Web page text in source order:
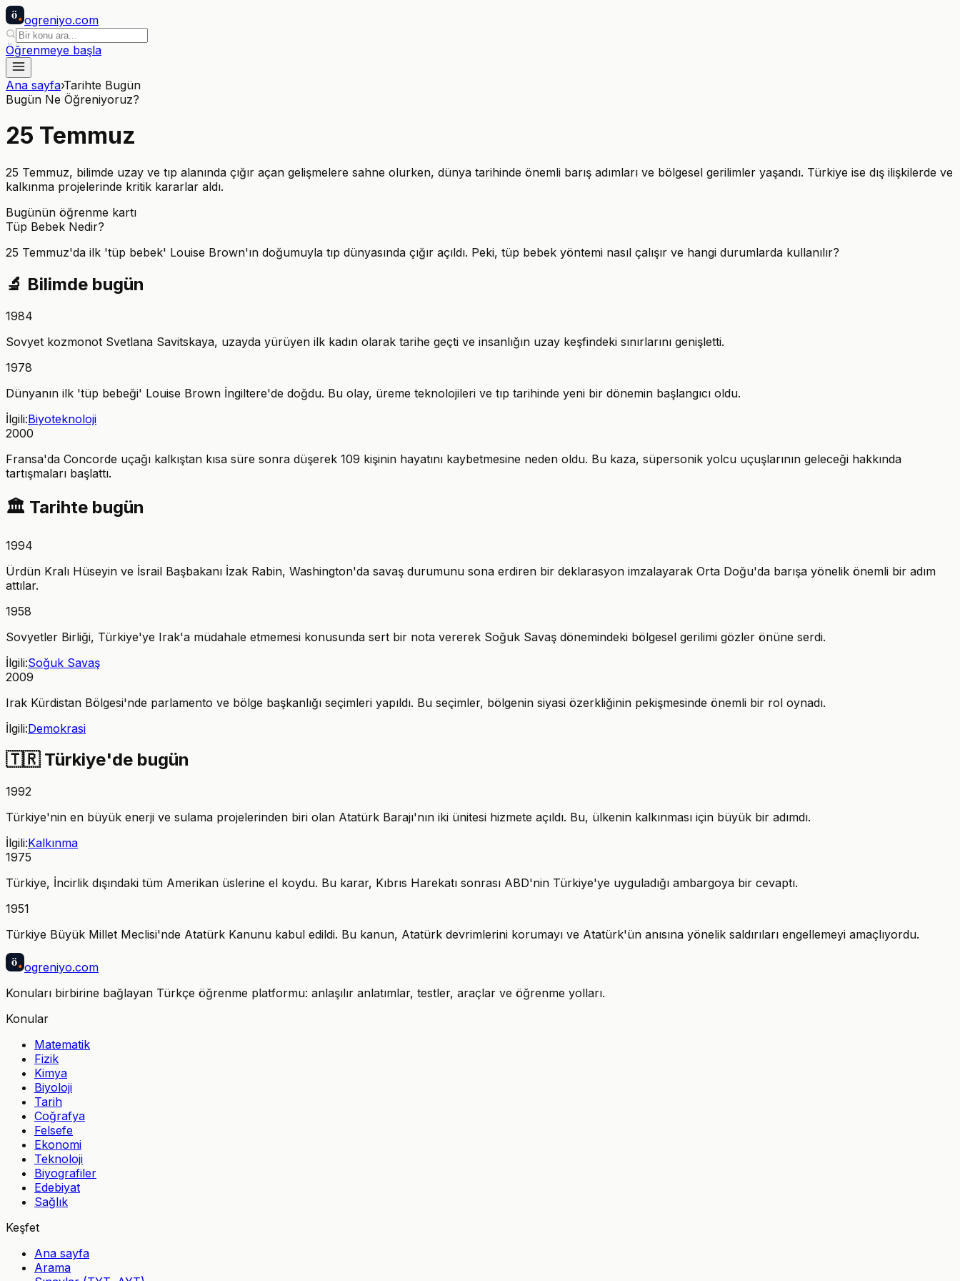
ö ogreniyo.com
Öğrenmeye başla
Ana sayfa›Tarihte Bugün
Bugün Ne Öğreniyoruz?
25 Temmuz
25 Temmuz, bilimde uzay ve tıp alanında çığır açan gelişmelere sahne olurken, dünya tarihinde önemli barış adımları ve bölgesel gerilimler yaşandı. Türkiye ise dış ilişkilerde ve
kalkınma projelerinde kritik kararlar aldı.
Bugünün öğrenme kartı
Tüp Bebek Nedir?
25 Temmuz'da ilk 'tüp bebek' Louise Brown'ın doğumuyla tıp dünyasında çığır açıldı. Peki, tüp bebek yöntemi nasıl çalışır ve hangi durumlarda kullanılır?
🔬 Bilimde bugün
1984
Sovyet kozmonot Svetlana Savitskaya, uzayda yürüyen ilk kadın olarak tarihe geçti ve insanlığın uzay keşfindeki sınırlarını genişletti.
1978
Dünyanın ilk 'tüp bebeği' Louise Brown İngiltere'de doğdu. Bu olay, üreme teknolojileri ve tıp tarihinde yeni bir dönemin başlangıcı oldu.
İlgili:Biyoteknoloji
2000
Fransa'da Concorde uçağı kalkıştan kısa süre sonra düşerek 109 kişinin hayatını kaybetmesine neden oldu. Bu kaza, süpersonik yolcu uçuşlarının geleceği hakkında
tartışmaları başlattı.
🏛️ Tarihte bugün
1994
Ürdün Kralı Hüseyin ve İsrail Başbakanı İzak Rabin, Washington'da savaş durumunu sona erdiren bir deklarasyon imzalayarak Orta Doğu'da barışa yönelik önemli bir adım
attılar.
1958
Sovyetler Birliği, Türkiye'ye Irak'a müdahale etmemesi konusunda sert bir nota vererek Soğuk Savaş dönemindeki bölgesel gerilimi gözler önüne serdi.
İlgili:Soğuk Savaş
2009
Irak Kürdistan Bölgesi'nde parlamento ve bölge başkanlığı seçimleri yapıldı. Bu seçimler, bölgenin siyasi özerkliğinin pekişmesinde önemli bir rol oynadı.
İlgili:Demokrasi
🇹🇷 Türkiye'de bugün
1992
Türkiye'nin en büyük enerji ve sulama projelerinden biri olan Atatürk Barajı'nın iki ünitesi hizmete açıldı. Bu, ülkenin kalkınması için büyük bir adımdı.
İlgili:Kalkınma
1975
Türkiye, İncirlik dışındaki tüm Amerikan üslerine el koydu. Bu karar, Kıbrıs Harekatı sonrası ABD'nin Türkiye'ye uyguladığı ambargoya bir cevaptı.
1951
Türkiye Büyük Millet Meclisi'nde Atatürk Kanunu kabul edildi. Bu kanun, Atatürk devrimlerini korumayı ve Atatürk'ün anısına yönelik saldırıları engellemeyi amaçlıyordu.
ö ogreniyo.com
Konuları birbirine bağlayan Türkçe öğrenme platformu: anlaşılır anlatımlar, testler, araçlar ve öğrenme yolları.
Konular
Matematik
Fizik
Kimya
Biyoloji
Tarih
Coğrafya
Felsefe
Ekonomi
Teknoloji
Biyografiler
Edebiyat
Sağlık
Keşfet
Ana sayfa
Arama